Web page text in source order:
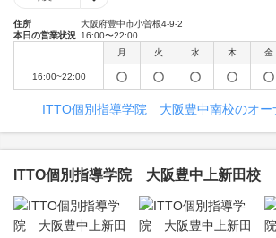
住所
大阪府豊中市小曽根4-9-2
本日の営業状況 16:00〜22:00
月
火 水 木 金
16:00~22:00
ITTO個別指導学院 大阪豊中南校のオー
ITTO個別指導学院 大阪豊中上新田校